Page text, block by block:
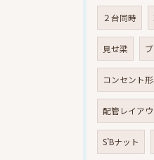
２台同時
見せ梁
コンセント
配管レイアウ
S’Bナット